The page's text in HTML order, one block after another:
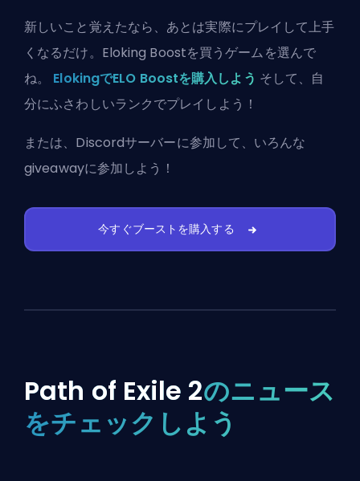
新しいこと覚えたなら、あとは実際にプレイして上手
くなるだけ。Eloking Boostを買うゲームを選んで
ね。 ElokingでELO Boostを購入しよう そして、自
分にふさわしいランクでプレイしよう！
または、 Discordサーバーに参加して、いろんな
giveawayに参加しよう！
今すぐブーストを購入する
Path of Exile 2のニュース
をチェックしよう